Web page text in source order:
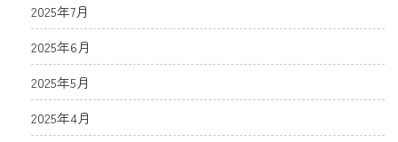
2025年7月
2025年6月
2025年5月
2025年4月